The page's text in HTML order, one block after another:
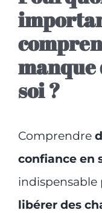
manque
soi ?
Comprendre
confiance en
indispensable
libérer des